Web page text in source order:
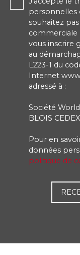
personnelles
souhaitez
commerciale
vous inscrire
au
L223-1 du
Internet
adressé à :
Société
BLOIS
Pour en
données
politique de